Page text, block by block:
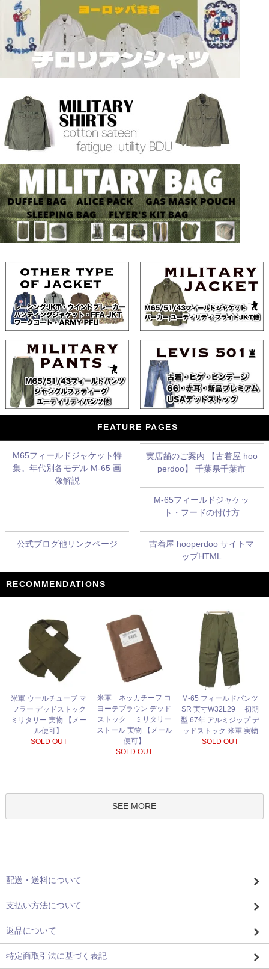
FEATURE PAGES
M65フィールドジャケット特
集。年代別各モデル M-65 画
像解説
実店舗のご案内 【古着屋 hoo
perdoo】 千葉県千葉市
M-65フィールドジャケッ
ト・フードの付け方
公式ブログ他リンクページ
古着屋 hooperdoo サイトマ
ップHTML
RECOMMENDATIONS
米軍 ウールチューブ マ
フラー デッドストック
ミリタリー 実物 【メー
ル便可】
SOLD OUT
米軍 ネッカチーフ コ
ヨーテブラウン デッド
ストック ミリタリー
ストール 実物 【メール
便可】
SOLD OUT
M-65 フィールドパンツ
SR 実寸W32L29 初期
型 67年 アルミジップ デ
ッドストック 米軍 実物
SOLD OUT
SEE MORE
配送・送料について
支払い方法について
返品について
特定商取引法に基づく表記